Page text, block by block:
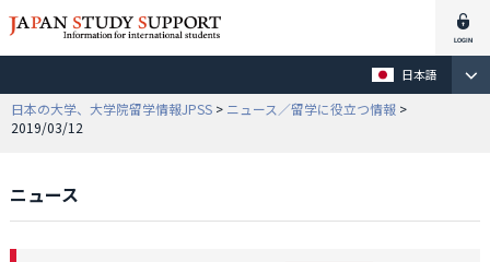
日本語
日本の大学、大学院留学情報JPSS > ニュース／留学に役立つ情報 >
2019/03/12
ニュース